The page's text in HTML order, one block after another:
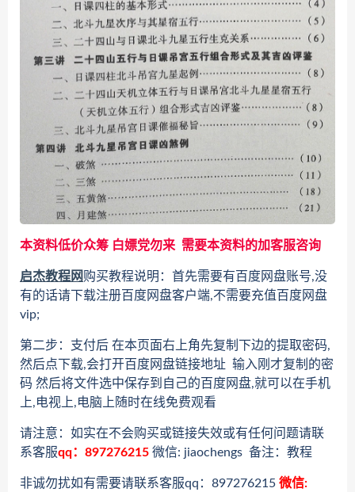
本资料低价众筹 白嫖党勿来 需要本资料的加客服咨询
启杰教程网购买教程说明：首先需要有百度网盘账号,没
有的话请下载注册百度网盘客户端,不需要充值百度网盘
vip;
第二步：支付后 在本页面右上角先复制下边的提取密码,
然后点下载,会打开百度网盘链接地址 输入刚才复制的密
码 然后将文件选中保存到自己的百度网盘,就可以在手机
上,电视上,电脑上随时在线免费观看
请注意：如实在不会购买或链接失效或有任何问题请联
系客服qq：897276215 微信: jiaochengs 备注：教程
非诚勿扰如有需要请联系客服qq：897276215 微信: